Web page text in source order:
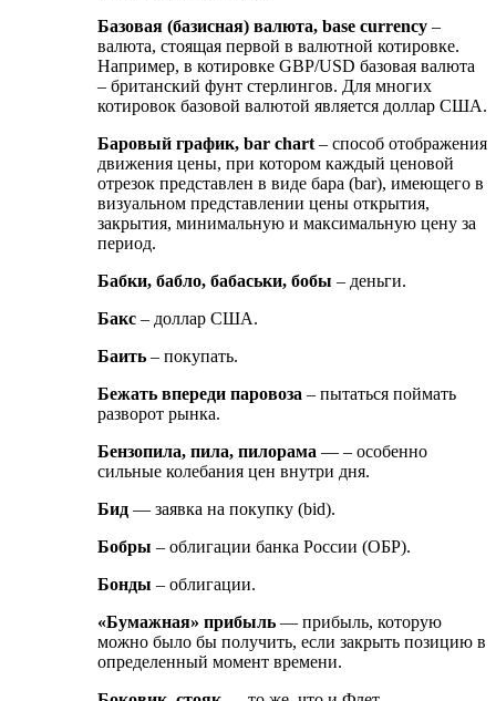
Базовая (базисная) валюта, base currency –
валюта, стоящая первой в валютной котировке.
Например, в котировке GBP/USD базовая валюта
– британский фунт стерлингов. Для многих
котировок базовой валютой является доллар США.
Баровый график, bar chart– способ отображения
движения цены, при котором каждый ценовой
отрезок представлен в виде бара (bar), имеющего в
визуальном представлении цены открытия,
закрытия, минимальную и максимальную цену за
период.
Бабки, бабло, бабаськи, бобы – деньги.
Бакс – доллар США.
Баить – покупать.
Бежать впереди паровоза – пытаться поймать
разворот рынка.
Бензопила, пила, пилорама — – особенно
сильные колебания цен внутри дня.
Бид — заявка на покупку (bid).
Бобры – облигации банка России (ОБР).
Бонды – облигации.
«Бумажная» прибыль — прибыль, которую
можно было бы получить, если закрыть позицию в
определенный момент времени.